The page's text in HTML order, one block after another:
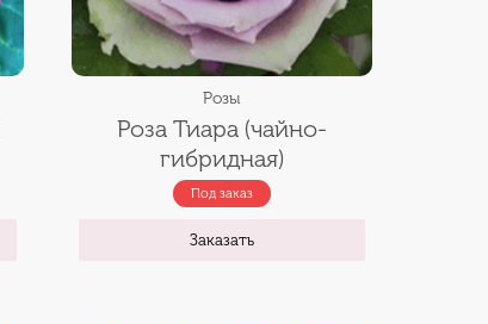
Розы
Роза Тиара (чайно-
гибридная)
Под заказ
Заказать